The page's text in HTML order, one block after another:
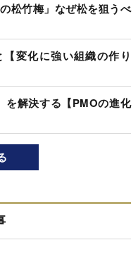
松竹梅」なぜ松を狙うべ
変化に強い組織の作り
を解決する【PMOの進化